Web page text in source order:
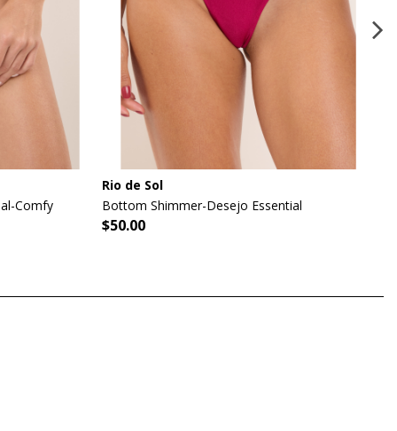
Comfy
Rio de Sol
Bottom Shimmer-Desejo Essential
$50.00